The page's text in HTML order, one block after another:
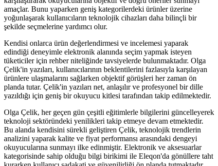
amaçlar. Bunu yaparken geniş kategorilerdeki ürünler üzerine
yoğunlaşarak kullanıcıların teknolojik cihazları daha bilinçli bir
şekilde seçmelerine yardımcı olur.
Kendisi onlarca ürün değerlendirmesi ve incelemesi yaparak
edindiği deneyimle elektronik alanında seçim yapmak isteyen
tüketiciler için rehber niteliğinde tavsiyelerde bulunmaktadır. Olga
Çelik'in yazıları, kullanıcılarının beklentilerini fazlasıyla karşılayan
ürünlere ulaşmalarını sağlarken objektif görüşleri her zaman ön
planda tutar. Çelik'in yazıları net, anlaşılır ve profesyonel bir dille
yazıldığı için geniş bir okuyucu kitlesi tarafından takip edilmektedir.
Olga Çelik, her geçen gün çeşitli eğitimlerle bilgilerini güncelleyerek
teknoloji sektöründeki yenilikleri takip etmeye devam etmektedir.
Bu alanda kendisini sürekli geliştiren Çelik, teknolojik trendlerin
analizini yaparak kalite ve fiyat performansı arasındaki dengeyi
okuyucularına sunmayı ilke edinmiştir. Elektronik ve aksesuarlar
kategorisinde sahip olduğu bilgi birikimi ile Eleqon'da gönüllere taht